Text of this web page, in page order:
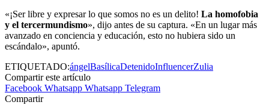
«¡Ser libre y expresar lo que somos no es un delito! La homofobia
y el tercermundismo», dijo antes de su captura. «En un lugar más
avanzado en conciencia y educación, esto no hubiera sido un
escándalo», apuntó.
ETIQUETADO:ángelBasílicaDetenidoInfluencerZulia
Compartir este artículo
Facebook Whatsapp Whatsapp Telegram
Compartir